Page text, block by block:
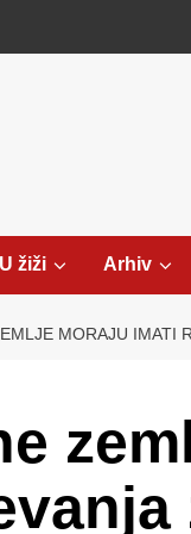
U žiži Arhiv
MORAJU IMATI